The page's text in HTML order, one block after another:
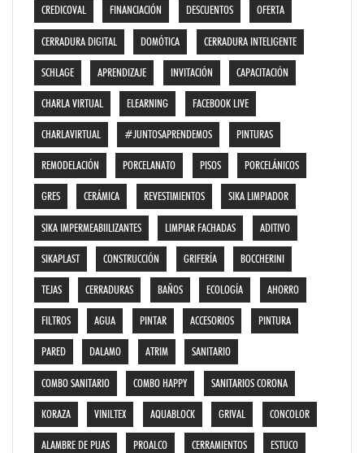
CREDICOVAL FINANCIACIÓN DESCUENTOS OFERTA
CERRADURA DIGITAL DOMÓTICA CERRADURA INTELIGENTE
SCHLAGE APRENDIZAJE INVITACIÓN CAPACITACIÓN
CHARLA VIRTUAL ELEARNING FACEBOOK LIVE
CHARLAVIRTUAL #JUNTOSAPRENDEMOS PINTURAS
REMODELACIÓN PORCELANATO PISOS PORCELÁNICOS
GRES CERÁMICA REVESTIMIENTOS SIKA LIMPIADOR
SIKA IMPERMEABIILIZANTES LIMPIAR FACHADAS ADITIVO
SIKAPLAST CONSTRUCCIÓN GRIFERÍA BOCCHERINI
TEJAS CERRADURAS BAÑOS ECOLOGÍA AHORRO
FILTROS AGUA PINTAR ACCESORIOS PINTURA
PARED DALAMO ATRIM SANITARIO
COMBO SANITARIO COMBO HAPPY SANITARIOS CORONA
KORAZA VINILTEX AQUABLOCK GRIVAL CONCOLOR
ALAMBRE DE PUAS PROALCO CERRAMIENTOS ESTUCO